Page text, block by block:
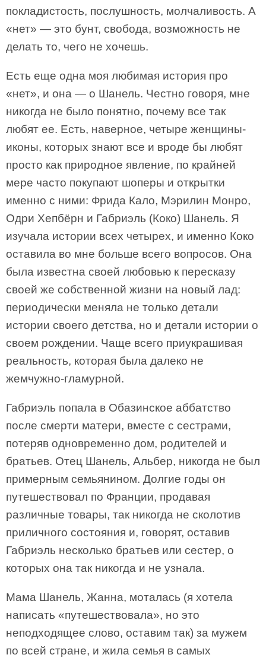
покладистость, послушность, молчаливость. А
«нет» — это бунт, свобода, возможность не
делать то, чего не хочешь.
Есть еще одна моя любимая история про
«нет», и она — о Шанель. Честно говоря, мне
никогда не было понятно, почему все так
любят ее. Есть, наверное, четыре женщины-
иконы, которых знают все и вроде бы любят
просто как природное явление, по крайней
мере часто покупают шоперы и открытки
именно с ними: Фрида Кало, Мэрилин Монро,
Одри Хепбёрн и Габриэль (Коко) Шанель. Я
изучала истории всех четырех, и именно Коко
оставила во мне больше всего вопросов. Она
была известна своей любовью к пересказу
своей же собственной жизни на новый лад:
периодически меняла не только детали
истории своего детства, но и детали истории о
своем рождении. Чаще всего приукрашивая
реальность, которая была далеко не
жемчужно-гламурной.
Габриэль попала в Обазинское аббатство
после смерти матери, вместе с сестрами,
потеряв одновременно дом, родителей и
братьев. Отец Шанель, Альбер, никогда не был
примерным семьянином. Долгие годы он
путешествовал по Франции, продавая
различные товары, так никогда не сколотив
приличного состояния и, говорят, оставив
Габриэль несколько братьев или сестер, о
которых она так никогда и не узнала.
Мама Шанель, Жанна, моталась (я хотела
написать «путешествовала», но это
неподходящее слово, оставим так) за мужем
по всей стране, и жила семья в самых